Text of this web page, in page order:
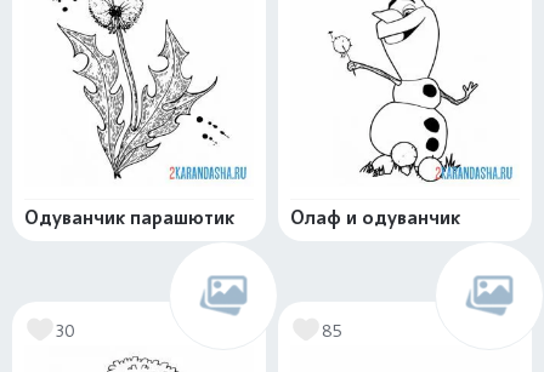
Одуванчик парашютик Олаф и одуванчик
30 85